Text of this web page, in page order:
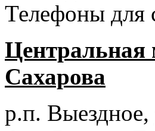
Телефоны для
Центральная
Сахарова
р.п. Выездное,